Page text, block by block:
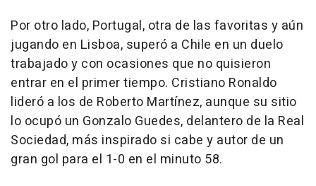
Por otro lado, Portugal, otra de las favoritas y aún
jugando en Lisboa, superó a Chile en un duelo
trabajado y con ocasiones que no quisieron
entrar en el primer tiempo. Cristiano Ronaldo
lideró a los de Roberto Martínez, aunque su sitio
lo ocupó un Gonzalo Guedes, delantero de la Real
Sociedad, más inspirado si cabe y autor de un
gran gol para el 1-0 en el minuto 58.